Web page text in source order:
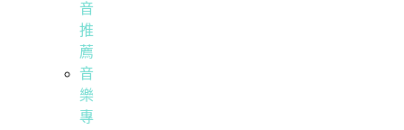
音
推
薦
音
樂
專